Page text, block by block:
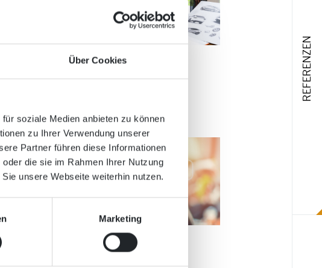
Über Cookies
soziale Medien anbieten zu können
zu Ihrer Verwendung unserer
Partner führen diese Informationen
die sie im Rahmen Ihrer Nutzung
unsere Webseite weiterhin nutzen.
Marketing
REFERENZEN
Fehler vermeiden